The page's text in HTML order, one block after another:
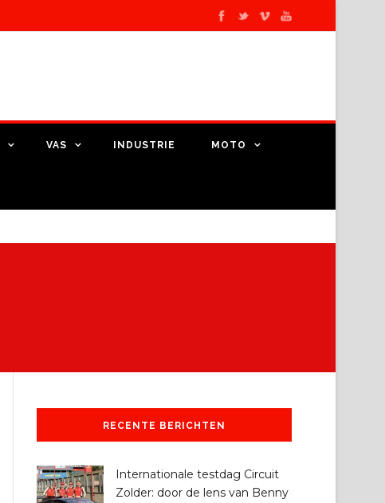
VAS INDUSTRIE MOTO
RECENTE BERICHTEN
Internationale testdag Circuit
Zolder: door de lens van Benny